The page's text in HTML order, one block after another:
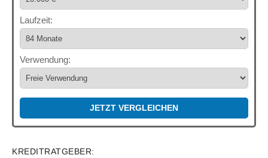
Laufzeit:
Verwendung:
JETZT VERGLEICHEN
KREDITRATGEBER: